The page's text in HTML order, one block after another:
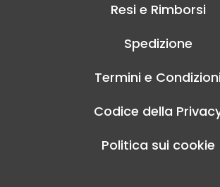
Resi e Rimborsi
Spedizione
Termini e Condizioni
Codice della
Politica sui cookie